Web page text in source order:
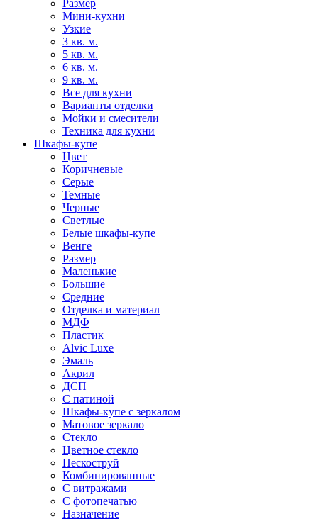
Размер
Мини-кухни
Узкие
3 кв. м.
5 кв. м.
6 кв. м.
9 кв. м.
Все для кухни
Варианты отделки
Мойки и смесители
Техника для кухни
Шкафы-купе
Цвет
Коричневые
Серые
Темные
Черные
Светлые
Белые шкафы-купе
Венге
Размер
Маленькие
Большие
Средние
Отделка и материал
МДФ
Пластик
Alvic Luxe
Эмаль
Акрил
ДСП
С патиной
Шкафы-купе с зеркалом
Матовое зеркало
Стекло
Цветное стекло
Пескоструй
Комбинированные
С витражами
С фотопечатью
Назначение